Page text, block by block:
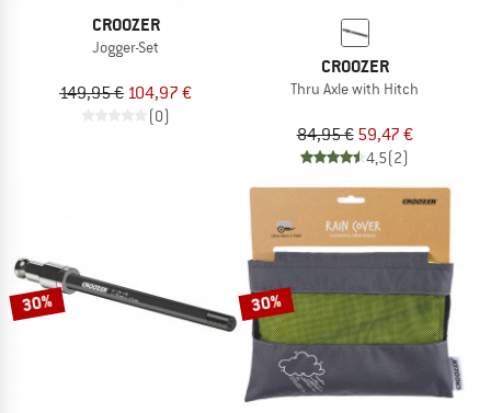
CROOZER
Jogger-Set
149,95 € 104,97 €
(0)
CROOZER
Thru Axle with Hitch
84,95 € 59,47 €
4,5(2)
30% 30%